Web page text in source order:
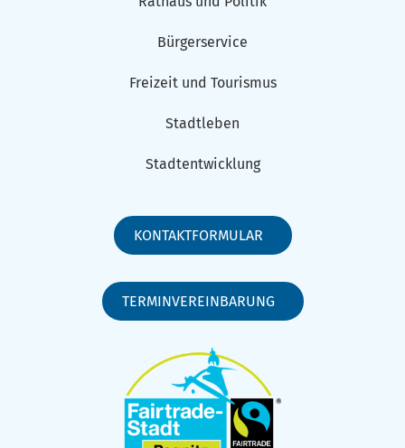
Bürgerservice
Freizeit und Tourismus
Stadtleben
Stadtentwicklung
KONTAKTFORMULAR
TERMINVEREINBARUNG